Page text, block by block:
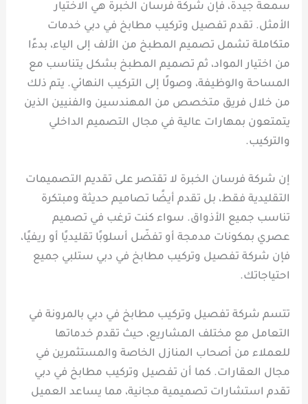
سمعة جيدة، فإن شركة فرسان الخبرة هي الاختيار
الأمثل. تقدم تفصيل وتركيب مطابخ في دبي خدمات
متكاملة تشمل تصميم المطبخ من الألف إلى الياء، بدءًا
من اختيار المواد، ثم تصميم المطبخ بشكل يتناسب مع
المساحة والوظيفة، وصولًا إلى التركيب النهائي. يتم ذلك
من خلال فريق متخصص من المهندسين والفنيين الذين
يتمتعون بمهارات عالية في مجال التصميم الداخلي
والتركيب.
إن شركة فرسان الخبرة لا تقتصر على تقديم التصميمات
التقليدية فقط، بل تقدم أيضًا تصاميم حديثة ومبتكرة
تناسب جميع الأذواق. سواء كنت ترغب في تصميم
عصري بمكونات مدمجة أو تفضّل أسلوبًا تقليديًا أو ريفيًا،
فإن شركة تفصيل وتركيب مطابخ في دبي ستلبي جميع
احتياجاتك.
تتسم شركة تفصيل وتركيب مطابخ في دبي بالمرونة في
التعامل مع مختلف المشاريع، حيث تقدم خدماتها
للعملاء من أصحاب المنازل الخاصة والمستثمرين في
مجال العقارات. كما أن تفصيل وتركيب مطابخ في دبي
تقدم استشارات تصميمية مجانية، مما يساعد العميل